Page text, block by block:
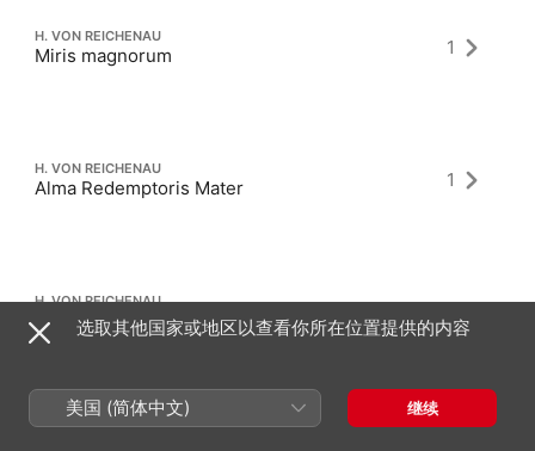
H. VON REICHENAU
Miris magnorum 1
H. VON REICHENAU
Alma Redemptoris Mater 1
H. VON REICHENAU
Post sancti patris obitum
选取其他国家或地区以查看你所在位置提供的内容
美国 (简体中文) 继续